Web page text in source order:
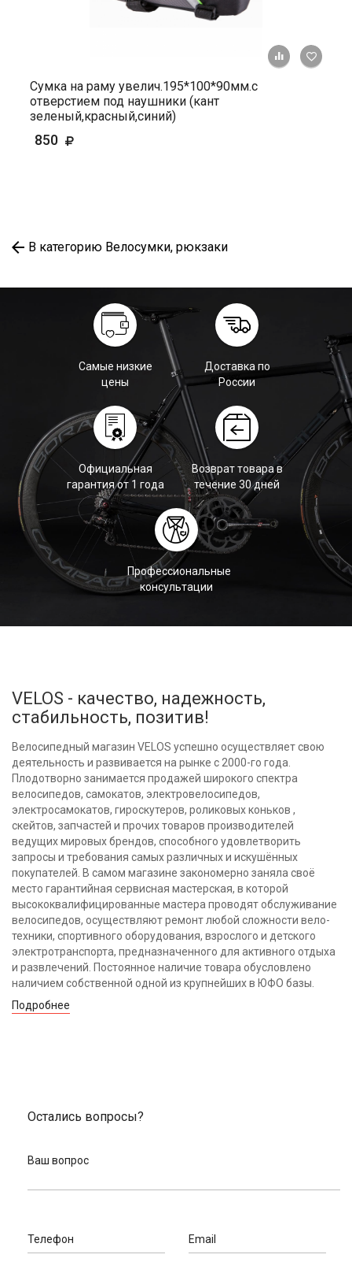
+ К
Сумка на раму увелич.195*100*90мм.с
отверстием под наушники (кант
зеленый,красный,синий)
850
В категорию Велосумки, рюкзаки
Самые низкие
цены
Доставка по
России
Официальная
гарантия от 1 года
Возврат товара в
течение 30 дней
Профессиональные
консультации
VELOS - качество, надежность,
стабильность, позитив!
Велосипедный магазин VELOS успешно осуществляет свою
деятельность и развивается на рынке с 2000-го года.
Плодотворно занимается продажей широкого спектра
велосипедов, самокатов, электровелосипедов,
электросамокатов, гироскутеров, роликовых коньков ,
скейтов, запчастей и прочих товаров производителей
ведущих мировых брендов, способного удовлетворить
запросы и требования самых различных и искушённых
покупателей. В самом магазине закономерно заняла своё
место гарантийная сервисная мастерская, в которой
высококвалифицированные мастера проводят обслуживание
велосипедов, осуществляют ремонт любой сложности вело-
техники, спортивного оборудования, взрослого и детского
электротранспорта, предназначенного для активного отдыха
и развлечений. Постоянное наличие товара обусловлено
наличием собственной одной из крупнейших в ЮФО базы.
Подробнее
Остались вопросы?
Ваш вопрос
Телефон Email